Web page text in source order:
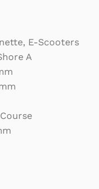
E-Scooters
A